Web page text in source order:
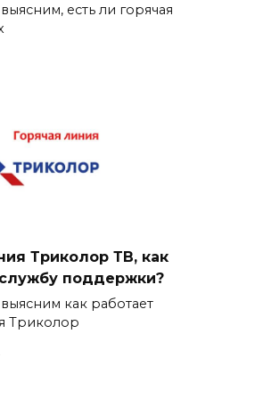
есть ли горячая
Триколор ТВ, как
поддержки?
как работает
Триколор